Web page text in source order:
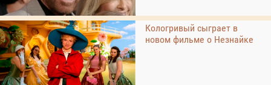
Кологривый сыграет в
новом фильме о Незнайке